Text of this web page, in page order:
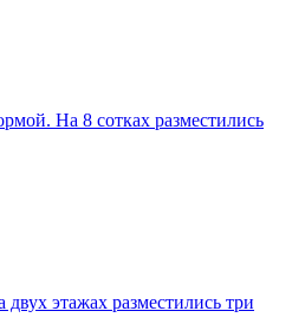
На 8 сотках разместились
этажах разместились три